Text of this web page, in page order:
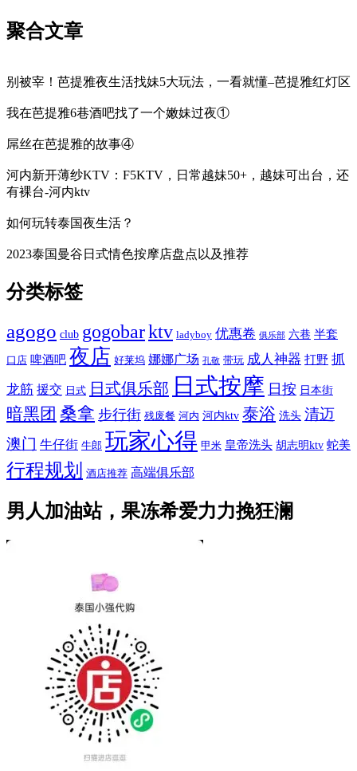
聚合文章
别被宰！芭提雅夜生活找妹5大玩法，一看就懂–芭提雅红灯区
我在芭提雅6巷酒吧找了一个嫩妹过夜①
屌丝在芭提雅的故事④
河内新开薄纱KTV：F5KTV，日常越妹50+，越妹可出台，还
有裸台-河内ktv
如何玩转泰国夜生活？
2023泰国曼谷日式情色按摩店盘点以及推荐
分类标签
agogo club gogobarktv ladyboy 优惠卷 俱乐部 六巷 半套
口店 啤酒吧 夜店 好莱坞 娜娜广场 孔敬 带玩 成人神器 打野 抓
龙筋 援交 日式 日式俱乐部 日式按摩 日按 日本街
暗黑团 桑拿 步行街 残废餐 河内 河内ktv 泰浴 洗头 清迈
澳门 牛仔街 牛郎 玩家心得 甲米 皇帝洗头 胡志明ktv 蛇美
行程规划 酒店推荐 高端俱乐部
男人加油站，果冻希爱力力挽狂澜